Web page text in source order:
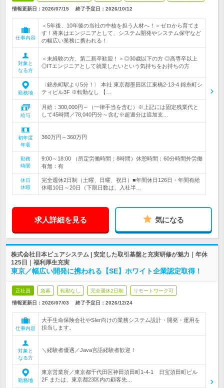
情報更新日：2026/07/15 終了予定日： 2026/10/12
仕事内容
＜5年後、10年後の当社の中核を担う人材へ！＞ゼロから育てま
す！将来はエンジニアとして、システム開発やシステム保守など
の幅広い業務に携われる！
対象と
なる方
＜未経験の方、第二新卒歓迎！＞◎30歳以下の方 ◎高専卒以上
◎ITエンジニアとして就業したいという気持ちをお持ちの方
勤務地
〈錦糸町駅より5分！〉 本社 東京都墨田区江東橋2-13-4 錦糸町シ
ティビル3F ※転勤なし 【…
給与
月給：300,000円～（一律手当を含む）※上記には固定残業代と
して45時間／78,040円分～含む※超過分は追加支…
初年度
年収
360万円～360万円
勤務
時間
9:00～18:00 （所定労働時間：8時間）休憩時間：60分時間外労働
有無：有
休日
休暇
完全週休2日制（土曜、日曜、祝日）■年間休日126日・年間有給
休暇10日～20日（下限日数は、入社半…
求人詳細を見る 気になる
株式会社日本ピュアシステム | 安定した取引基盤と充実研修が魅力｜年休
125日｜福利厚生充実
東京／幅広い開発に携われる【SE】ホワイト企業認定取得！
正社員 急募 転勤なし 完全週休2日制 リモートワーク可
情報更新日：2026/07/03 終了予定日： 2026/12/24
仕事内容
大手生命保険会社やSIer向けの業務システム設計・開発・運用を
担当します。
対象と
なる方
＼経験者優遇／Java言語経験者歓迎！
勤務地
東京営業所／東京都千代田区神田須田町1-4-1 日宝須田町ビル
2F または、東京都23区内の顧客先…